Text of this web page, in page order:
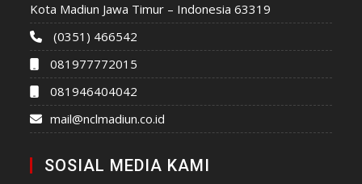
Kota Madiun Jawa Timur – Indonesia 63319
(0351) 466542
081977772015
081946404042
mail@nclmadiun.co.id
SOSIAL MEDIA KAMI